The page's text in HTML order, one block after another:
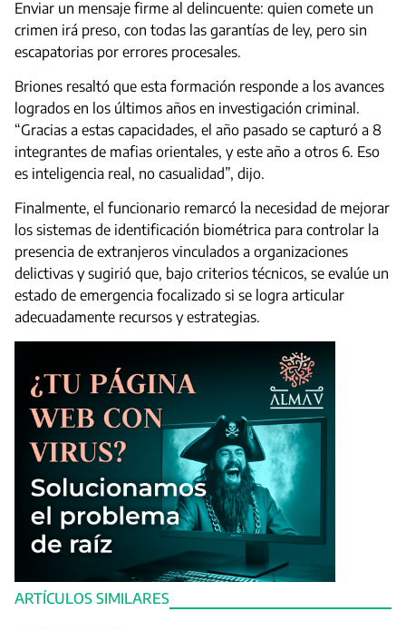
ARTÍCULOS SIMILARES
Enviar un mensaje firme al delincuente: quien comete un
crimen irá preso, con todas las garantías de ley, pero sin
escapatorias por errores procesales.
Briones resaltó que esta formación responde a los avances
logrados en los últimos años en investigación criminal.
“Gracias a estas capacidades, el año pasado se capturó a 8
integrantes de mafias orientales, y este año a otros 6. Eso
es inteligencia real, no casualidad”, dijo.
Finalmente, el funcionario remarcó la necesidad de mejorar
los sistemas de identificación biométrica para controlar la
presencia de extranjeros vinculados a organizaciones
delictivas y sugirió que, bajo criterios técnicos, se evalúe un
estado de emergencia focalizado si se logra articular
adecuadamente recursos y estrategias.